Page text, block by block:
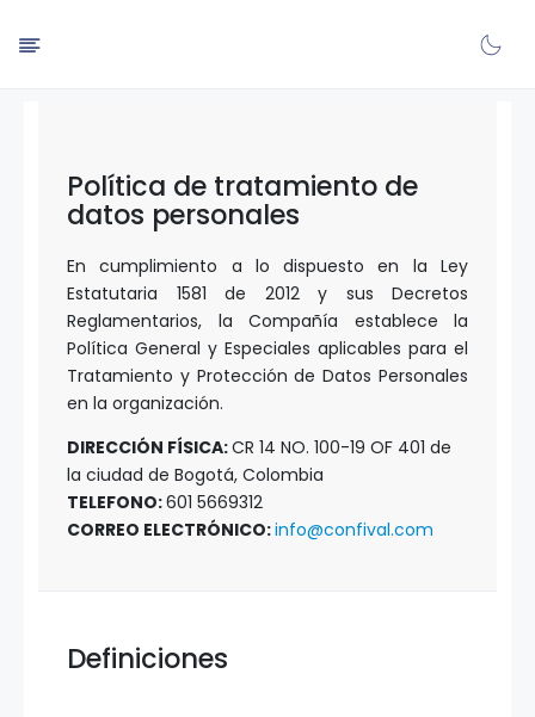
Política de tratamiento de
datos personales
En cumplimiento a lo dispuesto en la Ley
Estatutaria 1581 de 2012 y sus Decretos
Reglamentarios, la Compañía establece la
Política General y Especiales aplicables para el
Tratamiento y Protección de Datos Personales
en la organización.
DIRECCIÓN FÍSICA:CR 14 NO. 100-19 OF 401 de
la ciudad de Bogotá, Colombia
TELEFONO:601 5669312
CORREO ELECTRÓNICO:info@confival.com
Definiciones